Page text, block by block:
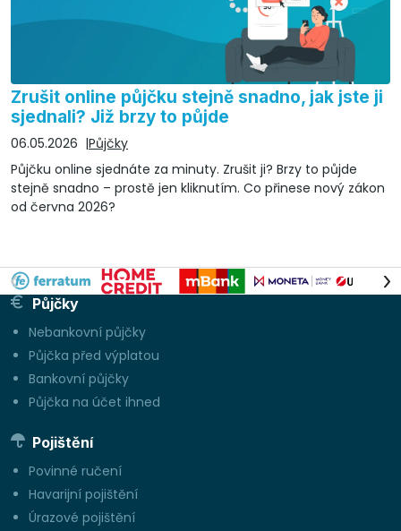
Zrušit online půjčku stejně snadno, jak jste ji
sjednali? Již brzy to půjde
06.05.2026
Půjčky
Půjčku online sjednáte za minuty. Zrušit ji? Brzy to půjde
stejně snadno – prostě jen kliknutím. Co přinese nový zákon
od června 2026?
Půjčky
Nebankovní půjčky
Půjčka před výplatou
Bankovní půjčky
Půjčka na účet ihned
Pojištění
Povinné ručení
Havarijní pojištění
Úrazové pojištění